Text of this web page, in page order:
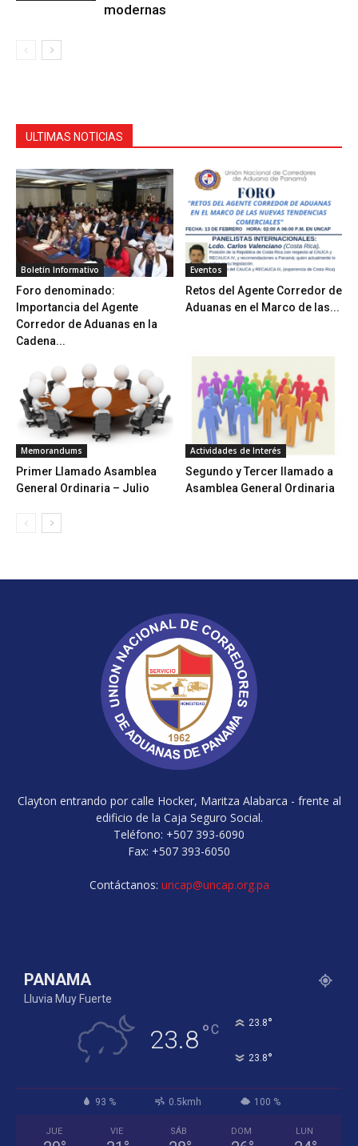
modernas
ULTIMAS NOTICIAS
Boletín Informativo
Foro denominado:
Importancia del Agente
Corredor de Aduanas en la
Cadena...
Eventos
Retos del Agente Corredor de
Aduanas en el Marco de las...
Memorandums
Primer Llamado Asamblea
General Ordinaria – Julio
Actividades de Interés
Segundo y Tercer llamado a
Asamblea General Ordinaria
Clayton entrando por calle Hocker, Maritza Alabarca - frente al
edificio de la Caja Seguro Social.
Teléfono: +507 393-6090
Fax: +507 393-6050
Contáctanos: uncap@uncap.org.pa
PANAMA
Lluvia Muy Fuerte
23.8°C 23.8°
23.8°
93 % 0.5kmh 100 %
JUE VIE SÁB DOM LUN